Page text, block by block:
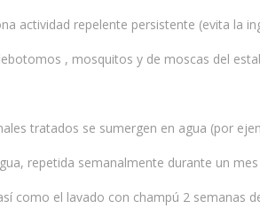
actividad repelente persistente (evita la
, mosquitos y de moscas del
tratados se sumergen en agua (por
repetida semanalmente durante un
como el lavado con champú 2 semanas